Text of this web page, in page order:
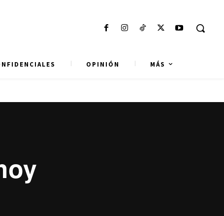
OPINIÓN MÁS